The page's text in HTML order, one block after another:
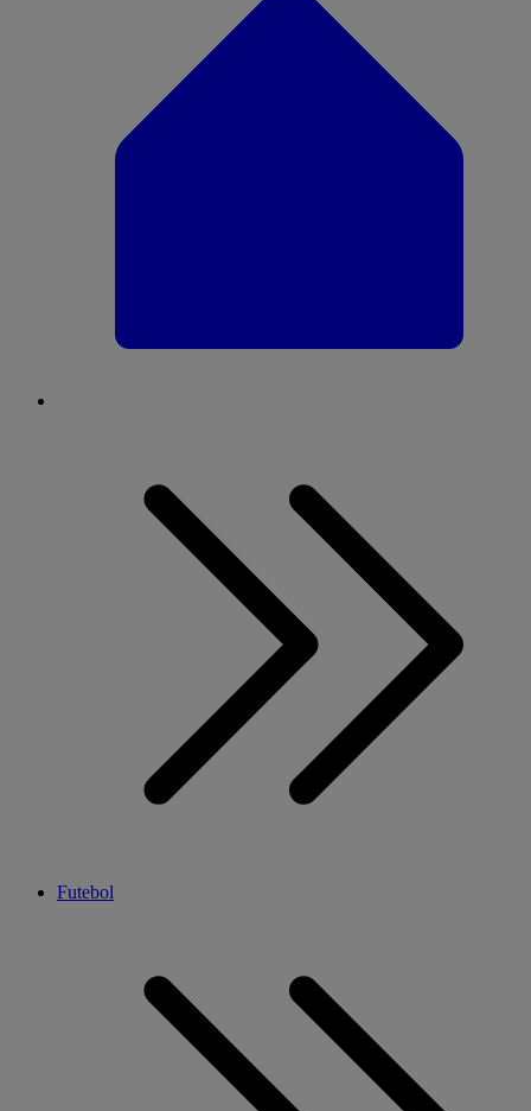
Futebol